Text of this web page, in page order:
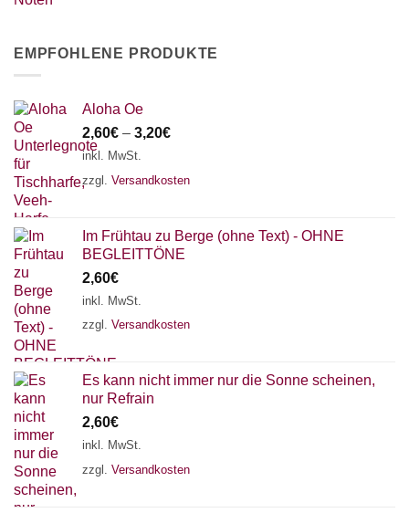
EMPFOHLENE PRODUKTE
Aloha Oe
2,60€ – 3,20€
inkl. MwSt.
zzgl. Versandkosten
Im Frühtau zu Berge (ohne Text) - OHNE
BEGLEITTÖNE
2,60€
inkl. MwSt.
zzgl. Versandkosten
Es kann nicht immer nur die Sonne scheinen,
nur Refrain
2,60€
inkl. MwSt.
zzgl. Versandkosten